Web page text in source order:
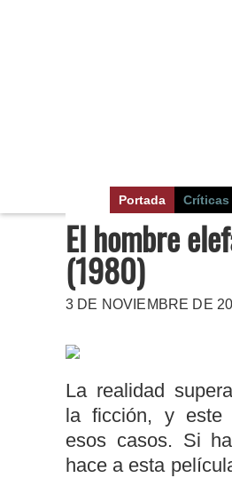
Portada Críticas
El hombre
(1980)
3 DE NOVIEMBRE DE
La realidad
la ficción, y
esos casos. Si
hace a esta